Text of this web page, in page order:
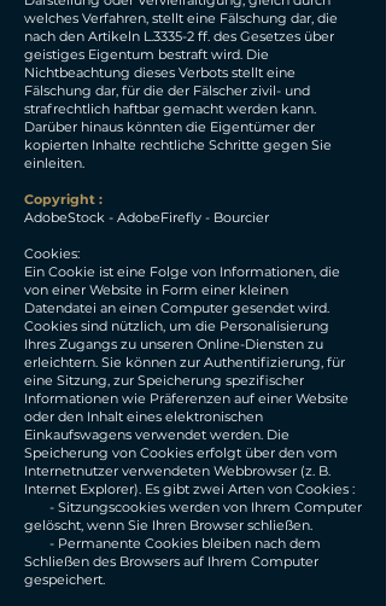
welches Verfahren, stellt eine Fälschung dar, die
nach den Artikeln L.3335-2 ff. des Gesetzes über
geistiges Eigentum bestraft wird. Die
Nichtbeachtung dieses Verbots stellt eine
Fälschung dar, für die der Fälscher zivil- und
strafrechtlich haftbar gemacht werden kann.
Darüber hinaus könnten die Eigentümer der
kopierten Inhalte rechtliche Schritte gegen Sie
einleiten.
​Copyright :
AdobeStock - AdobeFirefly - Bourcier
Cookies:
Ein Cookie ist eine Folge von Informationen, die
von einer Website in Form einer kleinen
Datendatei an einen Computer gesendet wird.
Cookies sind nützlich, um die Personalisierung
Ihres Zugangs zu unseren Online-Diensten zu
erleichtern. Sie können zur Authentifizierung, für
eine Sitzung, zur Speicherung spezifischer
Informationen wie Präferenzen auf einer Website
oder den Inhalt eines elektronischen
Einkaufswagens verwendet werden. Die
Speicherung von Cookies erfolgt über den vom
Internetnutzer verwendeten Webbrowser (z. B.
Internet Explorer). Es gibt zwei Arten von Cookies :
- Sitzungscookies werden von Ihrem Computer
gelöscht, wenn Sie Ihren Browser schließen.
- Permanente Cookies bleiben nach dem
Schließen des Browsers auf Ihrem Computer
gespeichert.